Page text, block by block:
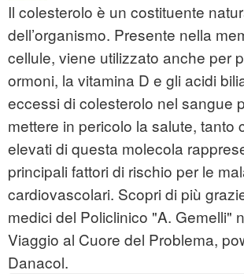
Il colesterolo è un costituente
dell’organismo. Presente nella
cellule, viene utilizzato anche per
ormoni, la vitamina D e gli acidi
eccessi di colesterolo nel sangue
mettere in pericolo la salute, tanto
elevati di questa molecola
principali fattori di rischio per le
cardiovascolari. Scopri di più
medici del Policlinico "A. Gemelli"
Viaggio al Cuore del Problema,
Danacol.